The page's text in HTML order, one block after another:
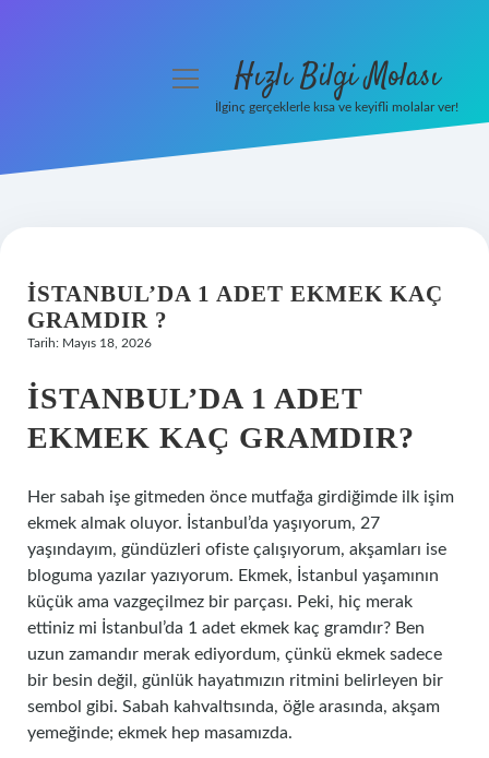
Hakkımızda
menüyüHızlı Bilgi Molası
İlginç gerçeklerle kısa ve keyifli molalar ver!
İSTANBUL’DA 1 ADET EKMEK KAÇ
GRAMDIR ?
Tarih: Mayıs 18, 2026
İSTANBUL’DA 1 ADET
EKMEK KAÇ GRAMDIR?
Her sabah işe gitmeden önce mutfağa girdiğimde ilk işim
ekmek almak oluyor. İstanbul’da yaşıyorum, 27
yaşındayım, gündüzleri ofiste çalışıyorum, akşamları ise
bloguma yazılar yazıyorum. Ekmek, İstanbul yaşamının
küçük ama vazgeçilmez bir parçası. Peki, hiç merak
ettiniz mi İstanbul’da 1 adet ekmek kaç gramdır? Ben
uzun zamandır merak ediyordum, çünkü ekmek sadece
bir besin değil, günlük hayatımızın ritmini belirleyen bir
sembol gibi. Sabah kahvaltısında, öğle arasında, akşam
yemeğinde; ekmek hep masamızda.